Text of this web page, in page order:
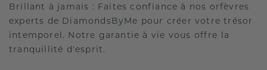
Brillant à jamais : Faites confiance à nos orfèvres
experts de DiamondsByMe pour créer votre trésor
intemporel. Notre garantie à vie vous offre la
tranquillité d'esprit.